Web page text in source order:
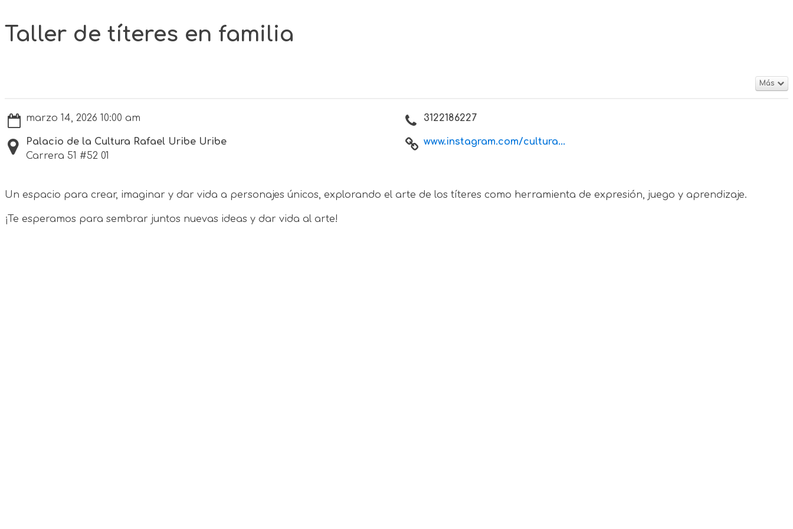
Taller de títeres en familia
Más
marzo 14, 2026 10:00 am
Palacio de la Cultura Rafael Uribe Uribe
Carrera 51 #52 01
3122186227
www.instagram.com/cultura...
Un espacio para crear, imaginar y dar vida a personajes únicos, explorando el arte de los títeres como herramienta de expresión, juego y aprendizaje.
¡Te esperamos para sembrar juntos nuevas ideas y dar vida al arte!